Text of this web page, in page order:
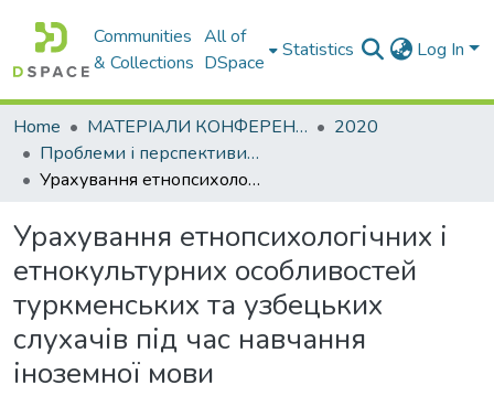
Communities
& Collections
All of
DSpace
Statistics Log In
Home МАТЕРІАЛИ КОНФЕРЕНЦІЙ
2020
Проблеми і перспективи мовної підготовки іноземних студентів
Урахування етнопсихологічних і етнокультурних особливостей туркменських та узбецьких слухачів під час навчання іноземної мови
Урахування етнопсихологічних і
етнокультурних особливостей
туркменських та узбецьких
слухачів під час навчання
іноземної мови